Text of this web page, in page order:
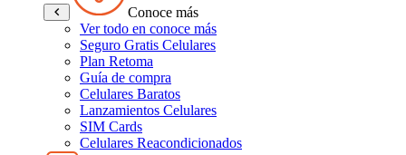
Conoce más
Ver todo en conoce más
Seguro Gratis Celulares
Plan Retoma
Guía de compra
Celulares Baratos
Lanzamientos Celulares
SIM Cards
Celulares Reacondicionados